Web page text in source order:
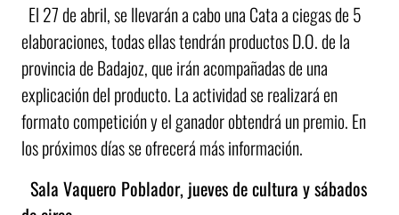
El 27 de abril, se llevarán a cabo una Cata a ciegas de 5
elaboraciones, todas ellas tendrán productos D.O. de la
provincia de Badajoz, que irán acompañadas de una
explicación del producto. La actividad se realizará en
formato competición y el ganador obtendrá un premio. En
los próximos días se ofrecerá más información.
Sala Vaquero Poblador, jueves de cultura y sábados